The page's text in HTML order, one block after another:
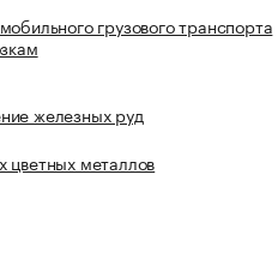
грузового транспорта
железных руд
металлов